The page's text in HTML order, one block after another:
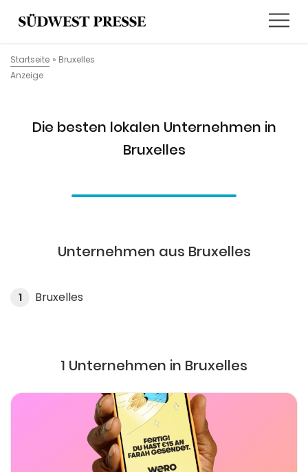
Startseite » Bruxelles
Anzeige
Die besten lokalen Unternehmen in
Bruxelles
Unternehmen aus Bruxelles
1 Bruxelles
1 Unternehmen in Bruxelles